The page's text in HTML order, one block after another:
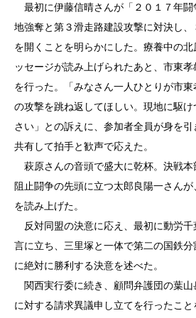
最初に伊藤信晴さんが「２０１７年闘
地強奪と第３滑走路建設攻撃に対決し
を開くことを明らかにした。療養中の
ッセージが読み上げられたあと、市東
を行った。「みなさん一人ひとりが市
の攻撃を跳ね返してほしい。現地に駆
さい」との訴えに、参加者全員が身を
共有して拍手と歓声で応えた。
萩原さんの音頭で盛大に乾杯。決戦本
阻止闘争の先頭に立つ太郎良陽一さんが
を読み上げた。
反対同盟の決意に応え、最初に動労千
言に立ち、三里塚と一体で第二の国鉄
に絶対に勝利する決意を述べた。
関西実行委に続き、顧問弁護団の葉山
に対する請求異議申し立てを行ったこ